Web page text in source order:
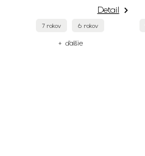
Detail
7 rokov 6 rokov
+ ďalšie